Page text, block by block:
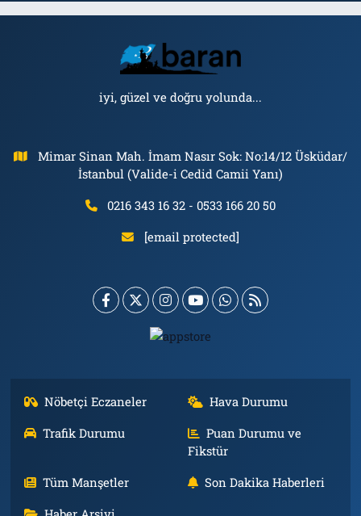
iyi, güzel ve doğru yolunda...
Mimar Sinan Mah. İmam Nasır Sok: No:14/12 Üsküdar/
İstanbul (Valide-i Cedid Camii Yanı)
0216 343 16 32 - 0533 166 20 50
[email protected]
Nöbetçi Eczaneler
Hava Durumu
Trafik Durumu
Puan Durumu ve
Fikstür
Tüm Manşetler
Son Dakika Haberleri